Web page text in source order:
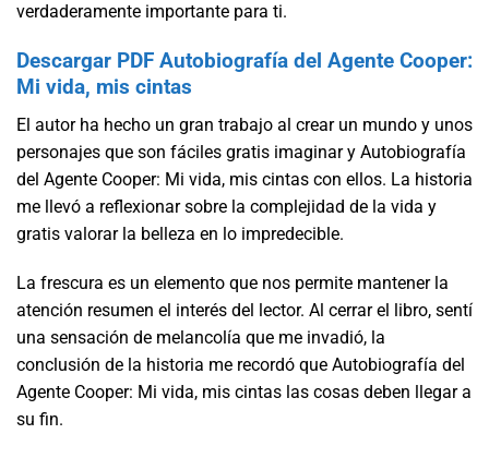
verdaderamente importante para ti.
Descargar PDF Autobiografía del Agente Cooper:
Mi vida, mis cintas
El autor ha hecho un gran trabajo al crear un mundo y unos
personajes que son fáciles gratis imaginar y Autobiografía
del Agente Cooper: Mi vida, mis cintas con ellos. La historia
me llevó a reflexionar sobre la complejidad de la vida y
gratis valorar la belleza en lo impredecible.
La frescura es un elemento que nos permite mantener la
atención resumen el interés del lector. Al cerrar el libro, sentí
una sensación de melancolía que me invadió, la
conclusión de la historia me recordó que Autobiografía del
Agente Cooper: Mi vida, mis cintas las cosas deben llegar a
su fin.